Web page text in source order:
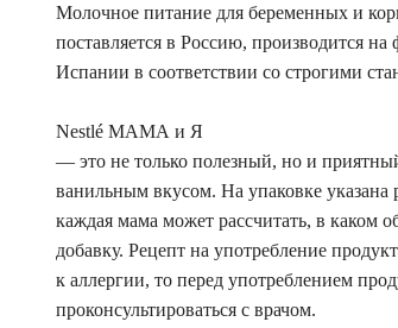
Молочное питание для беременных и
поставляется в Россию, производится на
Испании в соответствии со строгими
Nestlé МАМА и Я
— это не только полезный, но и
ванильным вкусом. На упаковке указана
каждая мама может рассчитать, в каком
добавку. Рецепт на употребление
к аллергии, то перед употреблением
проконсультироваться с врачом.